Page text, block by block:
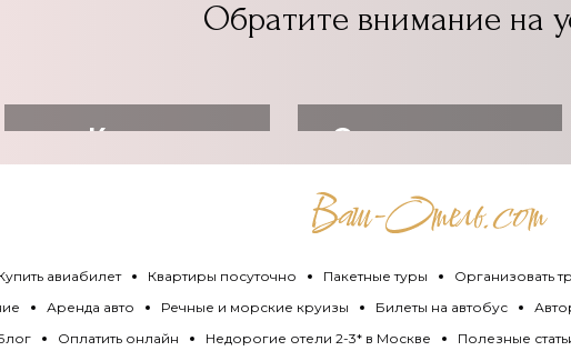
Обратите внимание на
Купить
авиабилет
Организовать
трансфер
авиабилет Квартиры посуточно Пакетные туры Организовать
Аренда авто Речные и морские круизы Билеты на автобус
Оплатить онлайн Недорогие отели 2-3* в Москве Полезные